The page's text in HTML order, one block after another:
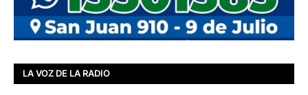
LA VOZ DE LA RADIO